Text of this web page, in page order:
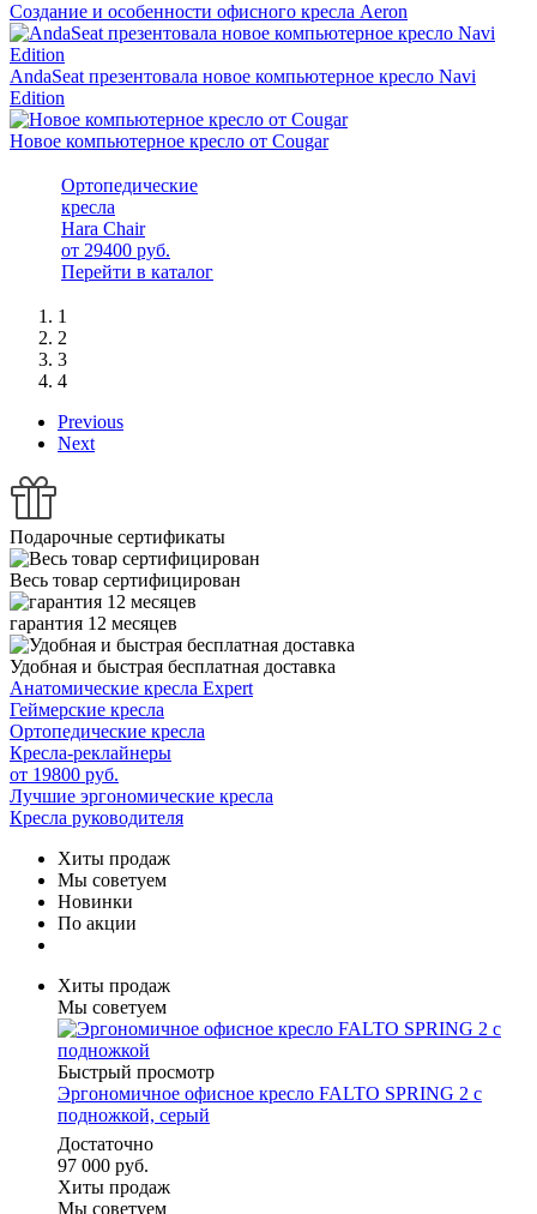
Создание и особенности офисного кресла Aeron
AndaSeat презентовала новое компьютерное кресло Navi
Edition
Новое компьютерное кресло от Cougar
Ортопедические
кресла
Hara Сhair
от 29400 руб.
Перейти в каталог
1
2
3
4
Previous
Next
Подарочные сертификаты
Весь товар сертифицирован
гарантия 12 месяцев
Удобная и быстрая бесплатная доставка
Анатомические кресла Expert
Геймерские кресла
Ортопедические кресла
Кресла-реклайнеры
от 19800 руб.
Лучшие эргономические кресла
Кресла руководителя
Хиты продаж
Мы советуем
Новинки
По акции
Хиты продаж
Мы советуем
Быстрый просмотр
Эргономичное офисное кресло FALTO SPRING 2 с
подножкой, серый
Достаточно
97 000 руб.
Хиты продаж
Мы советуем